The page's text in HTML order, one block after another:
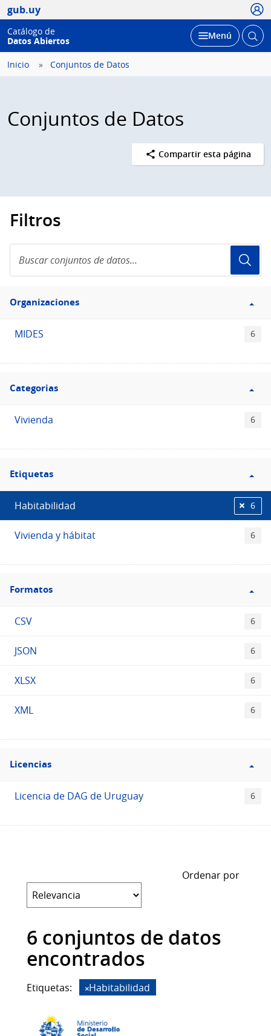
gub.uy
Catálogo de
Datos Abiertos
Desplegar
Menú Abrir
Inicio Conjuntos de Datos
Conjuntos de Datos
Compartir esta página
Filtros
conjuntos
de
Filtro
Organizaciones
Organizaciones
MIDES 6
Filtro
Categorias
Categorias
Vivienda 6
Filtro
Etiquetas
Etiquetas
Habitabilidad 6
Vivienda y hábitat 6
Filtro
Formatos
Formatos
CSV 6
JSON 6
XLSX 6
XML 6
Filtro
Licencias
Licencias
Licencia de DAG de Uruguay 6
Ordenar por
6 conjuntos de datos
encontrados
Etiquetas: Habitabilidad